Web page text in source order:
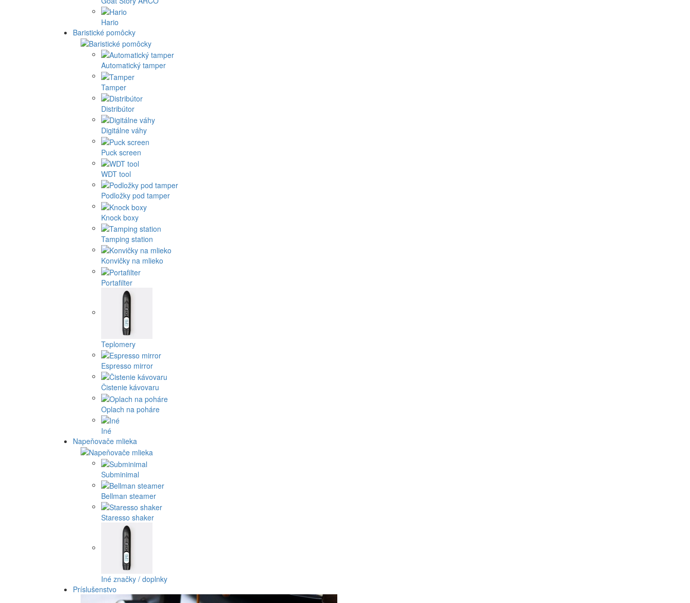
Hario
Baristické pomôcky
Automatický tamper
Tamper
Distribútor
Digitálne váhy
Puck screen
WDT tool
Podložky pod tamper
Knock boxy
Tamping station
Konvičky na mlieko
Portafilter
Teplomery
Espresso mirror
Čistenie kávovaru
Oplach na poháre
Iné
Napeňovače mlieka
Subminimal
Bellman steamer
Staresso shaker
Iné značky / doplnky
Príslušenstvo